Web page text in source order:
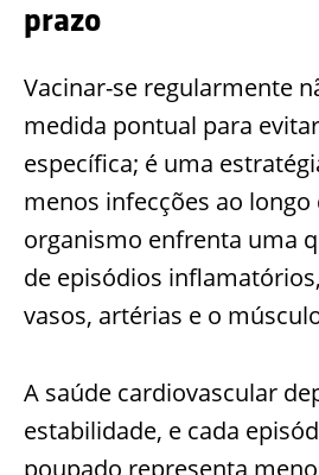
prazo
Vacinar-se regularmente
medida pontual para
específica; é uma
menos infecções ao longo
organismo enfrenta uma
de episódios
vasos, artérias e o
A saúde cardiovascular
estabilidade, e cada